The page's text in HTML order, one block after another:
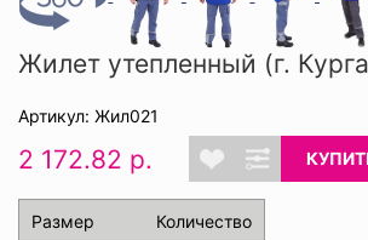
Жилет утепленный (г.
Артикул: Жил021
2 172.82 р.
Размер Количество